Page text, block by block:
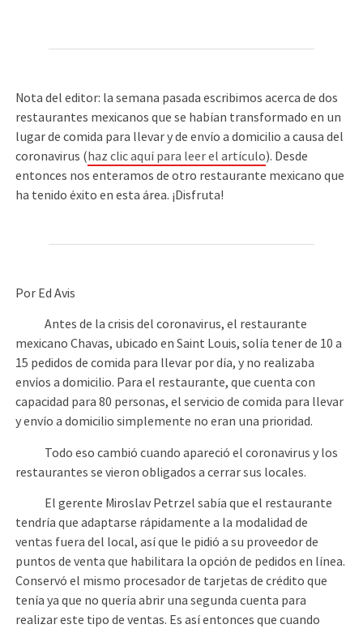
Nota del editor: la semana pasada escribimos acerca de dos
restaurantes mexicanos que se habían transformado en un
lugar de comida para llevar y de envío a domicilio a causa del
coronavirus (haz clic aquí para leer el artículo). Desde
entonces nos enteramos de otro restaurante mexicano que
ha tenido éxito en esta área. ¡Disfruta!
Por Ed Avis
Antes de la crisis del coronavirus, el restaurante
mexicano Chavas, ubicado en Saint Louis, solía tener de 10 a
15 pedidos de comida para llevar por día, y no realizaba
envíos a domicilio. Para el restaurante, que cuenta con
capacidad para 80 personas, el servicio de comida para llevar
y envío a domicilio simplemente no eran una prioridad.
Todo eso cambió cuando apareció el coronavirus y los
restaurantes se vieron obligados a cerrar sus locales.
El gerente Miroslav Petrzel sabía que el restaurante
tendría que adaptarse rápidamente a la modalidad de
ventas fuera del local, así que le pidió a su proveedor de
puntos de venta que habilitara la opción de pedidos en línea.
Conservó el mismo procesador de tarjetas de crédito que
tenía ya que no quería abrir una segunda cuenta para
realizar este tipo de ventas. Es así entonces que cuando